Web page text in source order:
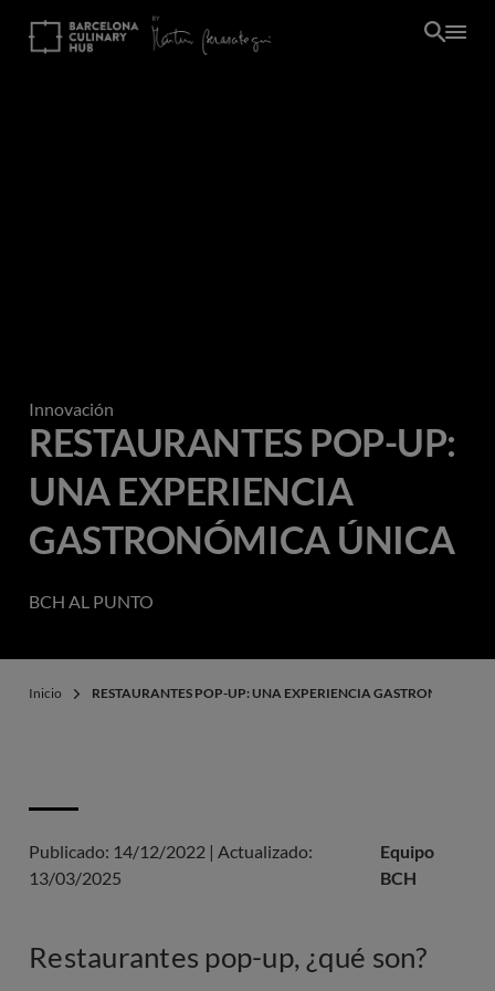
Innovación
RESTAURANTES POP-UP:
UNA EXPERIENCIA
GASTRONÓMICA ÚNICA
BCH AL PUNTO
Inicio RESTAURANTES POP-UP: UNA EXPERIENCIA GASTRONÓMICA
Publicado: 14/12/2022 | Actualizado:
13/03/2025
Equipo
BCH
Restaurantes pop-up, ¿qué son?